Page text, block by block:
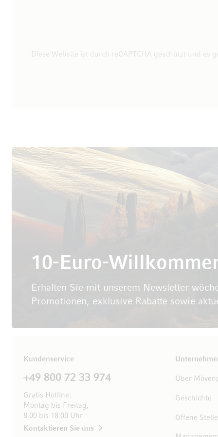
Diese Website ist durch reCAPTCHA geschützt und es
10-Euro-
Erhalten Sie mit unserem Newsletter
Promotionen, exklusive Rabatte sowie
Kundenservice
+49 800 72 33 974
Gratis Hotline:
Montag bis Freitag,
8.00 bis 18.00 Uhr
Kontaktieren Sie uns
Über
Geschichte
Offene